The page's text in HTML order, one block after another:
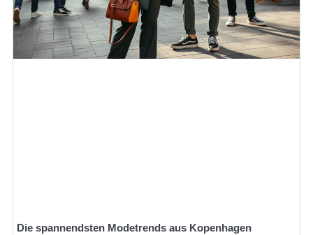
Die spannendsten Modetrends aus Kopenhagen